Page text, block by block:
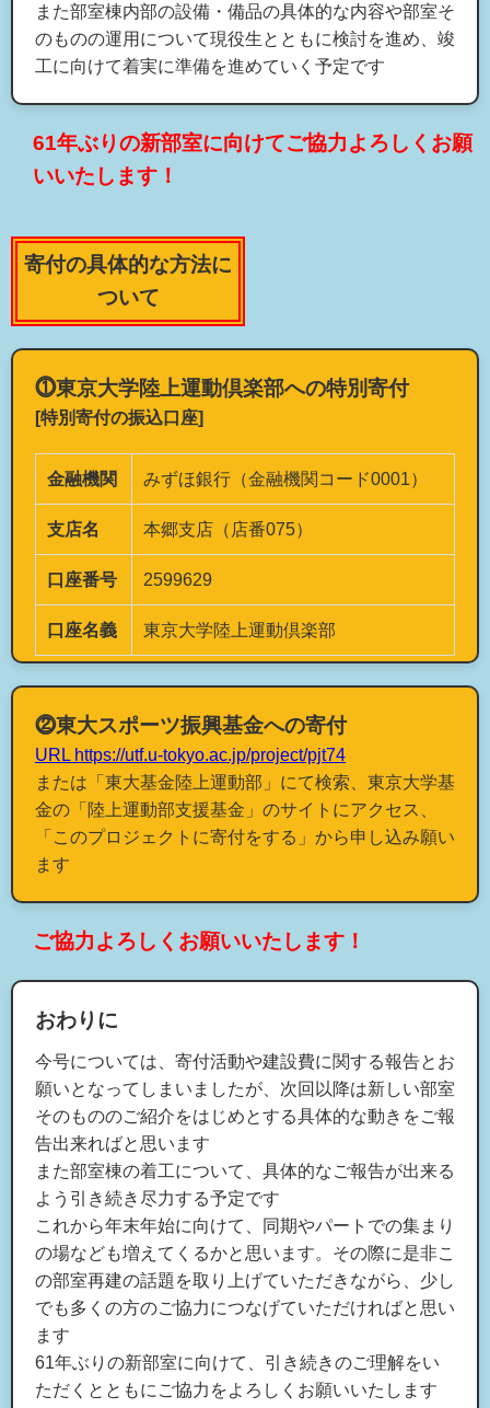
また部室棟内部の設備・備品の具体的な内容や部室そ
のものの運用について現役生とともに検討を進め、竣
工に向けて着実に準備を進めていく予定です
61年ぶりの新部室に向けてご協力よろしくお願
いいたします！
寄付の具体的な方法に
ついて
⓵東京大学陸上運動倶楽部への特別寄付
[特別寄付の振込口座]
金融機関 みずほ銀行（金融機関コード0001）
支店名 本郷支店（店番075）
口座番号 2599629
口座名義 東京大学陸上運動倶楽部
⓶東大スポーツ振興基金への寄付
URL https://utf.u-tokyo.ac.jp/project/pjt74
または「東大基金陸上運動部」にて検索、東京大学基
金の「陸上運動部支援基金」のサイトにアクセス、
「このプロジェクトに寄付をする」から申し込み願い
ます
ご協力よろしくお願いいたします！
おわりに
今号については、寄付活動や建設費に関する報告とお
願いとなってしまいましたが、次回以降は新しい部室
そのもののご紹介をはじめとする具体的な動きをご報
告出来ればと思います
また部室棟の着工について、具体的なご報告が出来る
よう引き続き尽力する予定です
これから年末年始に向けて、同期やパートでの集まり
の場なども増えてくるかと思います。その際に是非こ
の部室再建の話題を取り上げていただきながら、少し
でも多くの方のご協力につなげていただければと思い
ます
61年ぶりの新部室に向けて、引き続きのご理解をい
ただくとともにご協力をよろしくお願いいたします